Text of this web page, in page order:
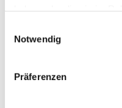
Notwendig
Präferenzen